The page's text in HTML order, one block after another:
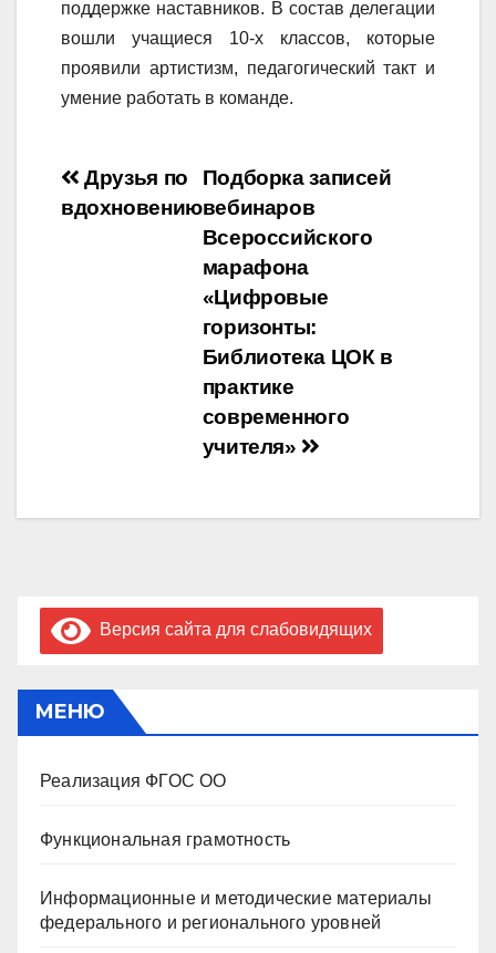
поддержке наставников. В состав делегации
вошли учащиеся 10-х классов, которые
проявили артистизм, педагогический такт и
умение работать в команде.
Навигация
по
записям
Подборка записей
вебинаров
Всероссийского
марафона
«Цифровые
горизонты:
Библиотека ЦОК в
практике
современного
учителя»
Друзья по
вдохновению
Версия сайта для слабовидящих
МЕНЮ
Реализация ФГОС ОО
Функциональная грамотность
Информационные и методические материалы
федерального и регионального уровней